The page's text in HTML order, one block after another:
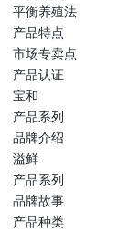
平衡养殖法
产品特点
市场专卖点
产品认证
宝和
产品系列
品牌介绍
溢鲜
产品系列
品牌故事
产品种类